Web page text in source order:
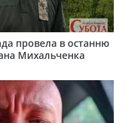
провела в останню
Михальченка